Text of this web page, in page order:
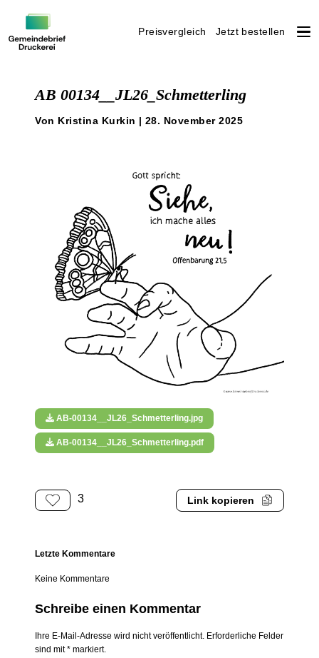
Preisvergleich Jetzt bestellen
AB 00134__JL26_Schmetterling
Von Kristina Kurkin | 28. November 2025
AB-00134__JL26_Schmetterling.jpg
AB-00134__JL26_Schmetterling.pdf
3 Link kopieren
Letzte Kommentare
Keine Kommentare
Schreibe einen Kommentar
Ihre E-Mail-Adresse wird nicht veröffentlicht. Erforderliche Felder
sind mit * markiert.